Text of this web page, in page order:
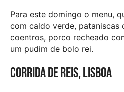
Para este domingo o menu,
com caldo verde, pataniscas
coentros, porco recheado
um pudim de bolo rei.
Corrida de Reis, Lisboa